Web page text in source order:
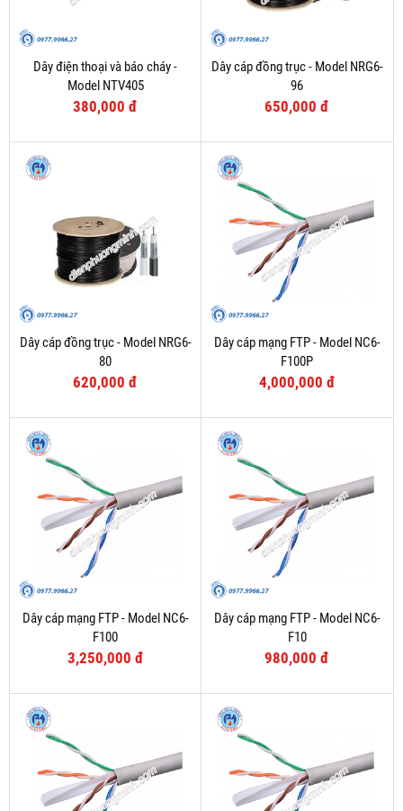
Dây điện thoại và báo cháy -
Model NTV405
380,000 đ
Dây cáp đồng trục - Model NRG6-
96
650,000 đ
Dây cáp đồng trục - Model NRG6-
80
620,000 đ
Dây cáp mạng FTP - Model NC6-
F100P
4,000,000 đ
Dây cáp mạng FTP - Model NC6-
F100
3,250,000 đ
Dây cáp mạng FTP - Model NC6-
F10
980,000 đ